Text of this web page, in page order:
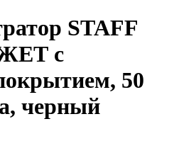
STAFF
с
50
черный